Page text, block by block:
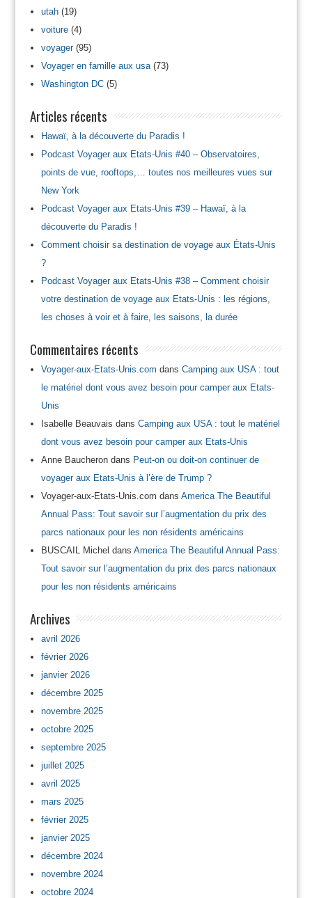
utah(19)
voiture(4)
voyager(95)
Voyager en famille aux usa(73)
Washington DC(5)
Articles récents
Hawaï, à la découverte du Paradis !
Podcast Voyager aux Etats-Unis #40 – Observatoires,
points de vue, rooftops,… toutes nos meilleures vues sur
New York
Podcast Voyager aux Etats-Unis #39 – Hawaï, à la
découverte du Paradis !
Comment choisir sa destination de voyage aux États-Unis
?
Podcast Voyager aux Etats-Unis #38 – Comment choisir
votre destination de voyage aux Etats-Unis : les régions,
les choses à voir et à faire, les saisons, la durée
Commentaires récents
Voyager-aux-Etats-Unis.com dans Camping aux USA : tout
le matériel dont vous avez besoin pour camper aux Etats-
Unis
Isabelle Beauvais dans Camping aux USA : tout le matériel
dont vous avez besoin pour camper aux Etats-Unis
Anne Baucherondans Peut-on ou doit-on continuer de
voyager aux Etats-Unis à l’ère de Trump ?
Voyager-aux-Etats-Unis.com dans America The Beautiful
Annual Pass: Tout savoir sur l’augmentation du prix des
parcs nationaux pour les non résidents américains
BUSCAIL Michel dans America The Beautiful Annual Pass:
Tout savoir sur l’augmentation du prix des parcs nationaux
pour les non résidents américains
Archives
avril 2026
février 2026
janvier 2026
décembre 2025
novembre 2025
octobre 2025
septembre 2025
juillet 2025
avril 2025
mars 2025
février 2025
janvier 2025
décembre 2024
novembre 2024
octobre 2024